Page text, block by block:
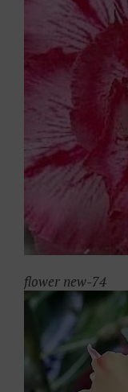
flower new-74